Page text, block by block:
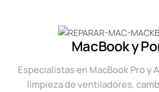
MacBook y
Especialistas en MacBook Pro y
limpieza de ventiladores,